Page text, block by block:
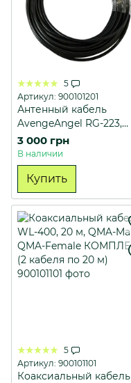
5
Артикул: 900101201
Антенный кабель
AvengeAngel RG-223,
QMA female, QMA male
20м
3 000 грн
В наличии
Купить
5
Артикул: 900101101
Коаксиальный кабель